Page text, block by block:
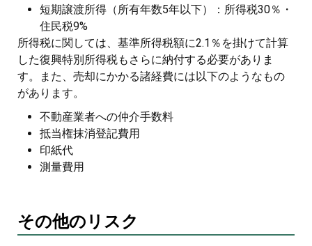
短期譲渡所得（所有年数5年以下）：所得税30％・
住民税9%
所得税に関しては、基準所得税額に2.1％を掛けて計算
した復興特別所得税もさらに納付する必要がありま
す。また、売却にかかる諸経費には以下のようなもの
があります。
不動産業者への仲介手数料
抵当権抹消登記費用
印紙代
測量費用
その他のリスク